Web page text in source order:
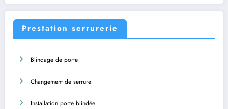
Prestation serrurerie
Blindage de porte
Changement de serrure
Installation porte blindée